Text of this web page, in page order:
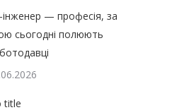
інженер — професія, за
сьогодні полюють
title